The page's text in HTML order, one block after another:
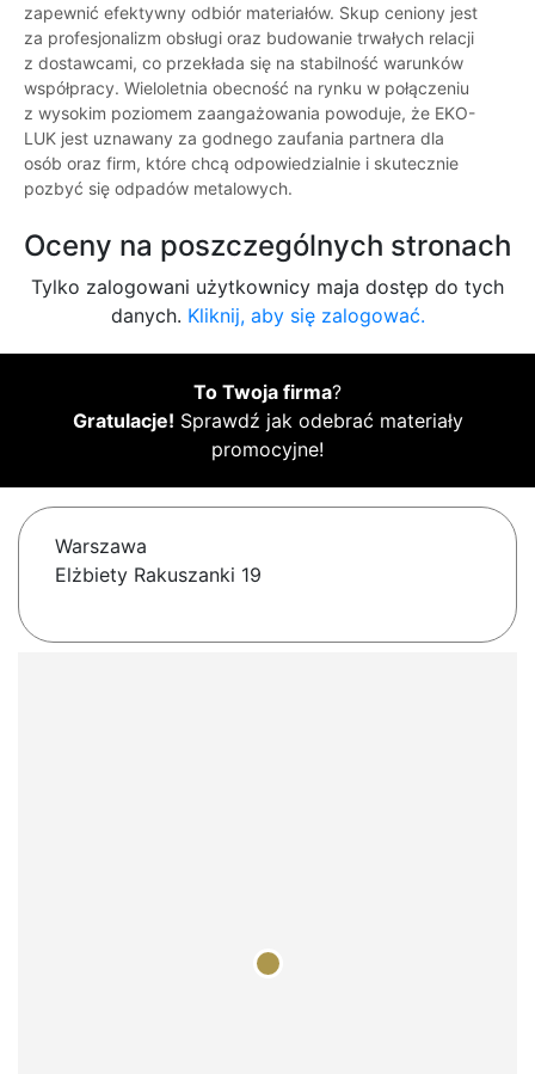
zapewnić efektywny odbiór materiałów. Skup ceniony jest
za profesjonalizm obsługi oraz budowanie trwałych relacji
z dostawcami, co przekłada się na stabilność warunków
współpracy. Wieloletnia obecność na rynku w połączeniu
z wysokim poziomem zaangażowania powoduje, że EKO-
LUK jest uznawany za godnego zaufania partnera dla
osób oraz firm, które chcą odpowiedzialnie i skutecznie
pozbyć się odpadów metalowych.
Oceny na poszczególnych stronach
Tylko zalogowani użytkownicy maja dostęp do tych
danych. Kliknij, aby się zalogować.
To Twoja firma?
Gratulacje! Sprawdź jak odebrać materiały
promocyjne!
Warszawa
Elżbiety Rakuszanki 19